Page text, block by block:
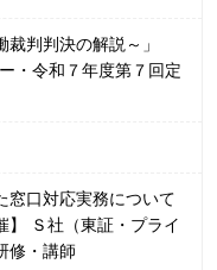
判判決の解説～」
・令和７年度第７回定
窓口対応実務について
】 Ｓ社（東証・プライ
修・講師